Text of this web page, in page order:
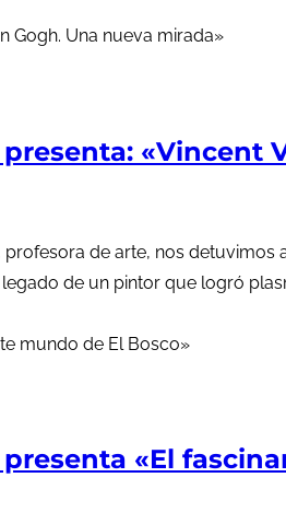
presenta:
de arte, nos
de un pintor que logró
presenta «El